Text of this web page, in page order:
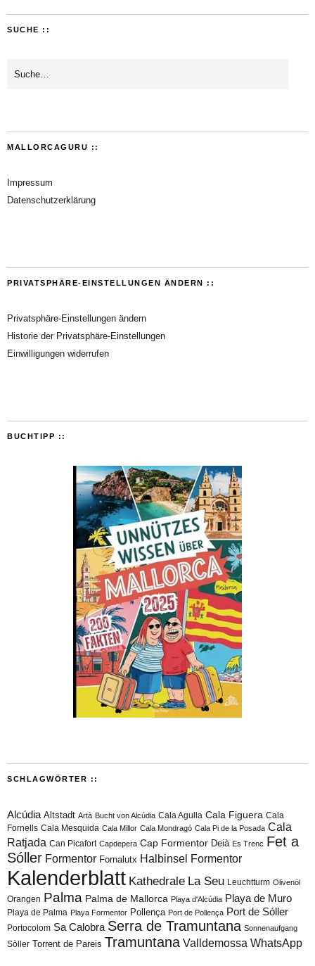
SUCHE ::
MALLORCAGURU ::
Impressum
Datenschutzerklärung
PRIVATSPHÄRE-EINSTELLUNGEN ÄNDERN ::
Privatsphäre-Einstellungen ändern
Historie der Privatsphäre-Einstellungen
Einwilligungen widerrufen
BUCHTIPP ::
SCHLAGWÖRTER ::
Alcúdia Altstadt Artà Bucht von Alcúdia Cala Agulla Cala Figuera Cala
Fornells Cala Mesquida Cala Millor Cala Mondragó Cala Pi de la Posada Cala
Ratjada Can Picafort Capdepera Cap Formentor Deià Es Trenc Fet a
Sóller Formentor Fornalutx Halbinsel Formentor
Kalenderblatt Kathedrale La Seu Leuchtturm Olivenöl
Orangen Palma Palma de Mallorca Playa d'Alcúdia Playa de Muro
Playa de Palma Playa Formentor Pollença Port de Pollença Port de Sóller
Portocolom Sa Calobra Serra de Tramuntana Sonnenaufgang
Sòller Torrent de Pareis Tramuntana Valldemossa WhatsApp